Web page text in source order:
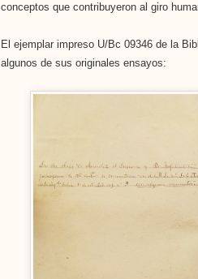
conceptos que contribuyeron al giro
El ejemplar impreso U/Bc 09346 de la
algunos de sus originales ensayos: